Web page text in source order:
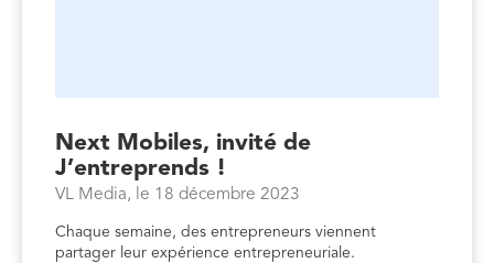
Next Mobiles, invité de
J’entreprends !
VL Media, le 18 décembre 2023
Chaque semaine, des entrepreneurs viennent
partager leur expérience entrepreneuriale.